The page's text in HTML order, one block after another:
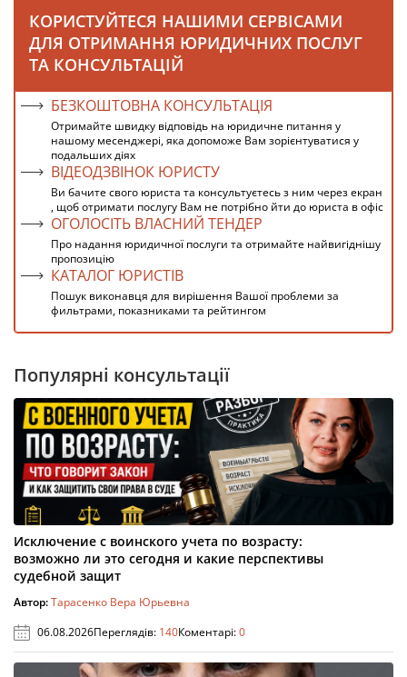
КОРИСТУЙТЕСЯ НАШИМИ СЕРВІСАМИ
ДЛЯ ОТРИМАННЯ ЮРИДИЧНИХ ПОСЛУГ
ТА КОНСУЛЬТАЦІЙ
БЕЗКОШТОВНА КОНСУЛЬТАЦІЯ
Отримайте швидку відповідь на юридичне питання у
нашому месенджері, яка допоможе Вам зорієнтуватися у
подальших діях
ВІДЕОДЗВІНОК ЮРИСТУ
Ви бачите свого юриста та консультуєтесь з ним через екран
, щоб отримати послугу Вам не потрібно йти до юриста в офіс
ОГОЛОСІТЬ ВЛАСНИЙ ТЕНДЕР
Про надання юридичної послуги та отримайте найвигіднішу
пропозицію
КАТАЛОГ ЮРИСТІВ
Пошук виконавця для вирішення Вашої проблеми за
фильтрами, показниками та рейтингом
Популярні консультації
Исключение с воинского учета по возрасту:
возможно ли это сегодня и какие перспективы
судебной защит
Автор:Тарасенко Вера Юрьевна
06.08.2026Переглядів: 140Коментарі:0